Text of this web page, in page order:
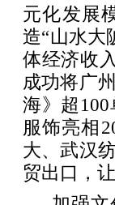
元化发展
造“山水大
体经济收
成功将广
海》超
服饰亮相
大、武汉
贸出口，